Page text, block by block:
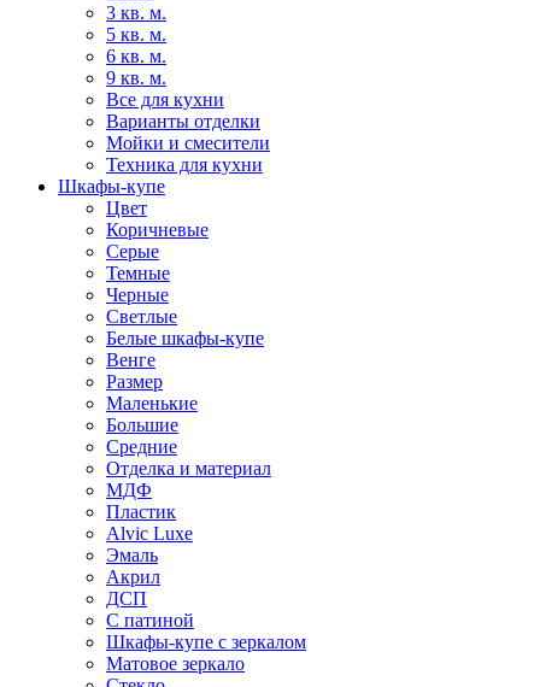
3 кв. м.
5 кв. м.
6 кв. м.
9 кв. м.
Все для кухни
Варианты отделки
Мойки и смесители
Техника для кухни
Шкафы-купе
Цвет
Коричневые
Серые
Темные
Черные
Светлые
Белые шкафы-купе
Венге
Размер
Маленькие
Большие
Средние
Отделка и материал
МДФ
Пластик
Alvic Luxe
Эмаль
Акрил
ДСП
С патиной
Шкафы-купе с зеркалом
Матовое зеркало